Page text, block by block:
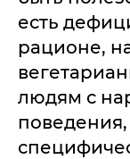
есть
рационе,
людям с
поведения,